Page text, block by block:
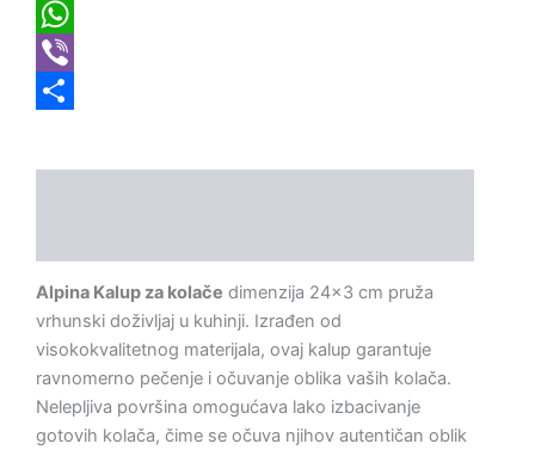
Link
Messenger
WhatsApp
Viber
Alpina Kalup za kolače dimenzija 24×3 cm pruža
vrhunski doživljaj u kuhinji. Izrađen od
visokokvalitetnog materijala, ovaj kalup garantuje
ravnomerno pečenje i očuvanje oblika vaših kolača.
Nelepljiva površina omogućava lako izbacivanje
gotovih kolača, čime se očuva njihov autentičan oblik